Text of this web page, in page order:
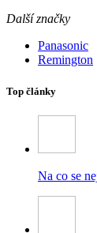
Další značky
Panasonic
Remington
Top články
Na co se